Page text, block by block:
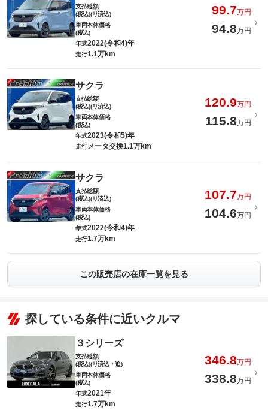
支払総額
(税込)(リ済込)
99.7万円
車両本体価格
(税込)
94.8万円
年式2022(令和4)年
走行1.1万km
サクラ
支払総額
(税込)(リ済込)
120.9万円
車両本体価格
(税込)
115.8万円
年式2023(令和5)年
走行メータ交換1.1万km
サクラ
支払総額
(税込)(リ済込)
107.7万円
車両本体価格
(税込)
104.6万円
年式2022(令和4)年
走行1.7万km
この販売店の在庫一覧を見る
探している条件に近いクルマ
３シリーズ
支払総額
(税込)(リ済込・追)
346.8万円
車両本体価格
(税込)
338.8万円
年式2021年
走行1.7万km